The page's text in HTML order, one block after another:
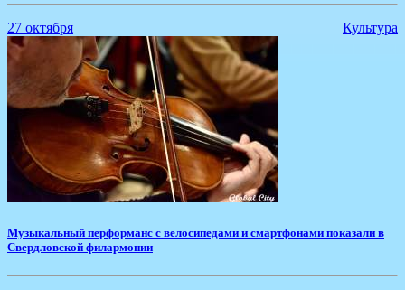
27 октября Культура
​Музыкальный перформанс с велосипедами и смартфонами показали в
Свердловской филармонии